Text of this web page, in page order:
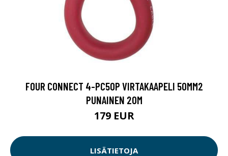
FOUR CONNECT 4-PC50P VIRTAKAAPELI 50MM2
PUNAINEN 20M
179 EUR
LISÄTIETOJA